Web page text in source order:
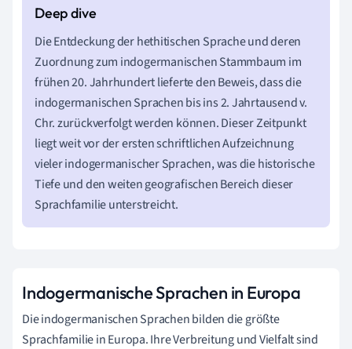
Die Entdeckung der hethitischen Sprache und deren
Zuordnung zum indogermanischen Stammbaum im
frühen 20. Jahrhundert lieferte den Beweis, dass die
indogermanischen Sprachen bis ins 2. Jahrtausend v.
Chr. zurückverfolgt werden können. Dieser Zeitpunkt
liegt weit vor der ersten schriftlichen Aufzeichnung
vieler indogermanischer Sprachen, was die historische
Tiefe und den weiten geografischen Bereich dieser
Sprachfamilie unterstreicht.
Indogermanische Sprachen in Europa
Die indogermanischen Sprachen bilden die größte
Sprachfamilie in Europa. Ihre Verbreitung und Vielfalt sind